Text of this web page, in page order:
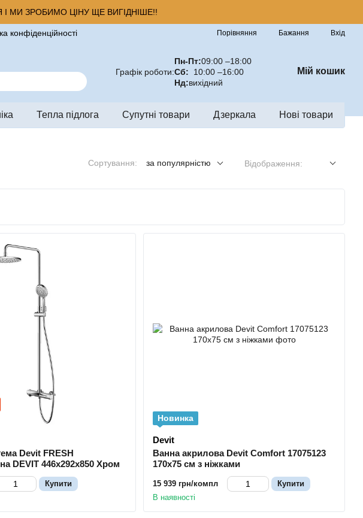
МИ ЗРОБИМО ЦІНУ ЩЕ ВИГІДНІШЕ!!
конфіденційності
Порівняння Бажання Вхід
Графік роботи:
Пн-Пт:09:00 –18:00
Сб: 10:00 –16:00
Нд:вихідний
Мій кошик
Тепла підлога Супутні товари Дзеркала Нові товари
Сортування: за популярністю Відображення:
Devit FRESH
DEVIT 446x292x850 Хром
Купити
Новинка
Devit
Ванна акрилова Devit Comfort 17075123
170х75 см з ніжками
15 939 грн/компл
Купити
В наявності